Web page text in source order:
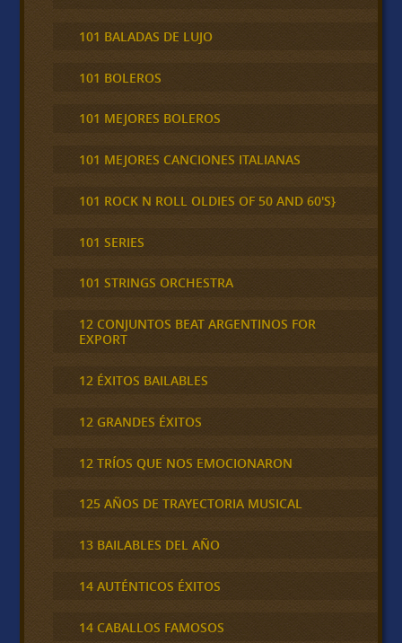
101 BALADAS DE LUJO
101 BOLEROS
101 MEJORES BOLEROS
101 MEJORES CANCIONES ITALIANAS
101 ROCK N ROLL OLDIES OF 50 AND 60'S}
101 SERIES
101 STRINGS ORCHESTRA
12 CONJUNTOS BEAT ARGENTINOS FOR
EXPORT
12 ÉXITOS BAILABLES
12 GRANDES ÉXITOS
12 TRÍOS QUE NOS EMOCIONARON
125 AÑOS DE TRAYECTORIA MUSICAL
13 BAILABLES DEL AÑO
14 AUTÉNTICOS ÉXITOS
14 CABALLOS FAMOSOS